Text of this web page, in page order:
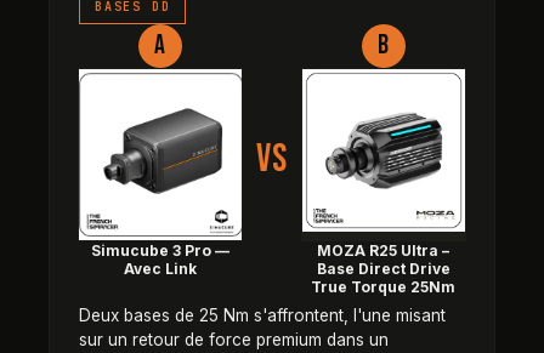
BASES DD
A
Simucube 3 Pro —
Avec Link
VS
B
MOZA R25 Ultra –
Base Direct Drive
True Torque 25Nm
Simucube 3 Pro — Avec Link vs
Deux bases de 25 Nm s'affrontent, l'une misant
sur un retour de force premium dans un